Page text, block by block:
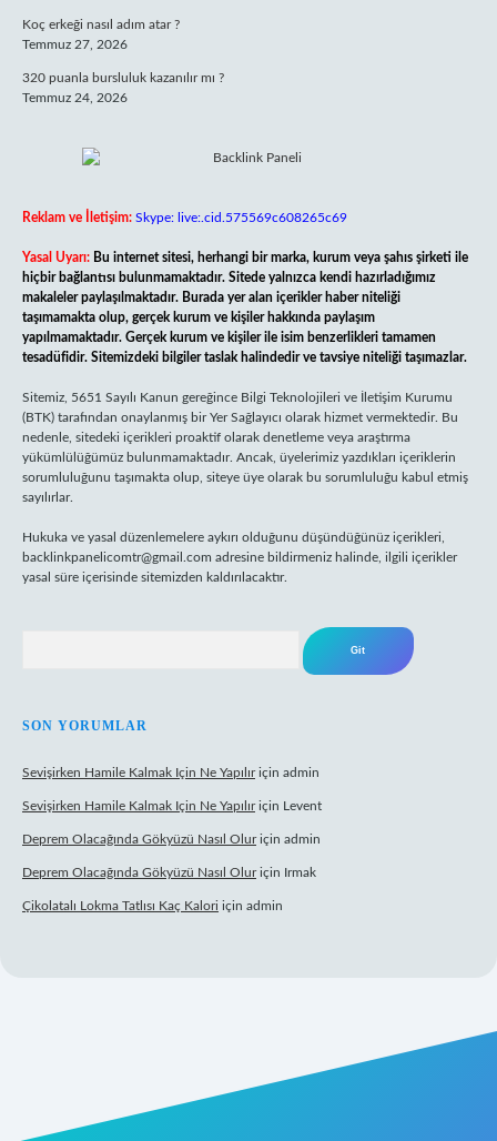
Koç erkeği nasıl adım atar ?
Temmuz 27, 2026
320 puanla bursluluk kazanılır mı ?
Temmuz 24, 2026
Reklam ve İletişim: Skype: live:.cid.575569c608265c69
Yasal Uyarı: Bu internet sitesi, herhangi bir marka, kurum veya şahıs şirketi ile
hiçbir bağlantısı bulunmamaktadır. Sitede yalnızca kendi hazırladığımız
makaleler paylaşılmaktadır. Burada yer alan içerikler haber niteliği
taşımamakta olup, gerçek kurum ve kişiler hakkında paylaşım
yapılmamaktadır. Gerçek kurum ve kişiler ile isim benzerlikleri tamamen
tesadüfidir. Sitemizdeki bilgiler taslak halindedir ve tavsiye niteliği taşımazlar.
Sitemiz, 5651 Sayılı Kanun gereğince Bilgi Teknolojileri ve İletişim Kurumu
(BTK) tarafından onaylanmış bir Yer Sağlayıcı olarak hizmet vermektedir. Bu
nedenle, sitedeki içerikleri proaktif olarak denetleme veya araştırma
yükümlülüğümüz bulunmamaktadır. Ancak, üyelerimiz yazdıkları içeriklerin
sorumluluğunu taşımakta olup, siteye üye olarak bu sorumluluğu kabul etmiş
sayılırlar.
Hukuka ve yasal düzenlemelere aykırı olduğunu düşündüğünüz içerikleri,
backlinkpanelicomtr@gmail.com adresine bildirmeniz halinde, ilgili içerikler
yasal süre içerisinde sitemizden kaldırılacaktır.
SON YORUMLAR
Sevişirken Hamile Kalmak Için Ne Yapılıriçin admin
Sevişirken Hamile Kalmak Için Ne Yapılıriçin Levent
Deprem Olacağında Gökyüzü Nasıl Oluriçin admin
Deprem Olacağında Gökyüzü Nasıl Oluriçin Irmak
Çikolatalı Lokma Tatlısı Kaç Kalori için admin